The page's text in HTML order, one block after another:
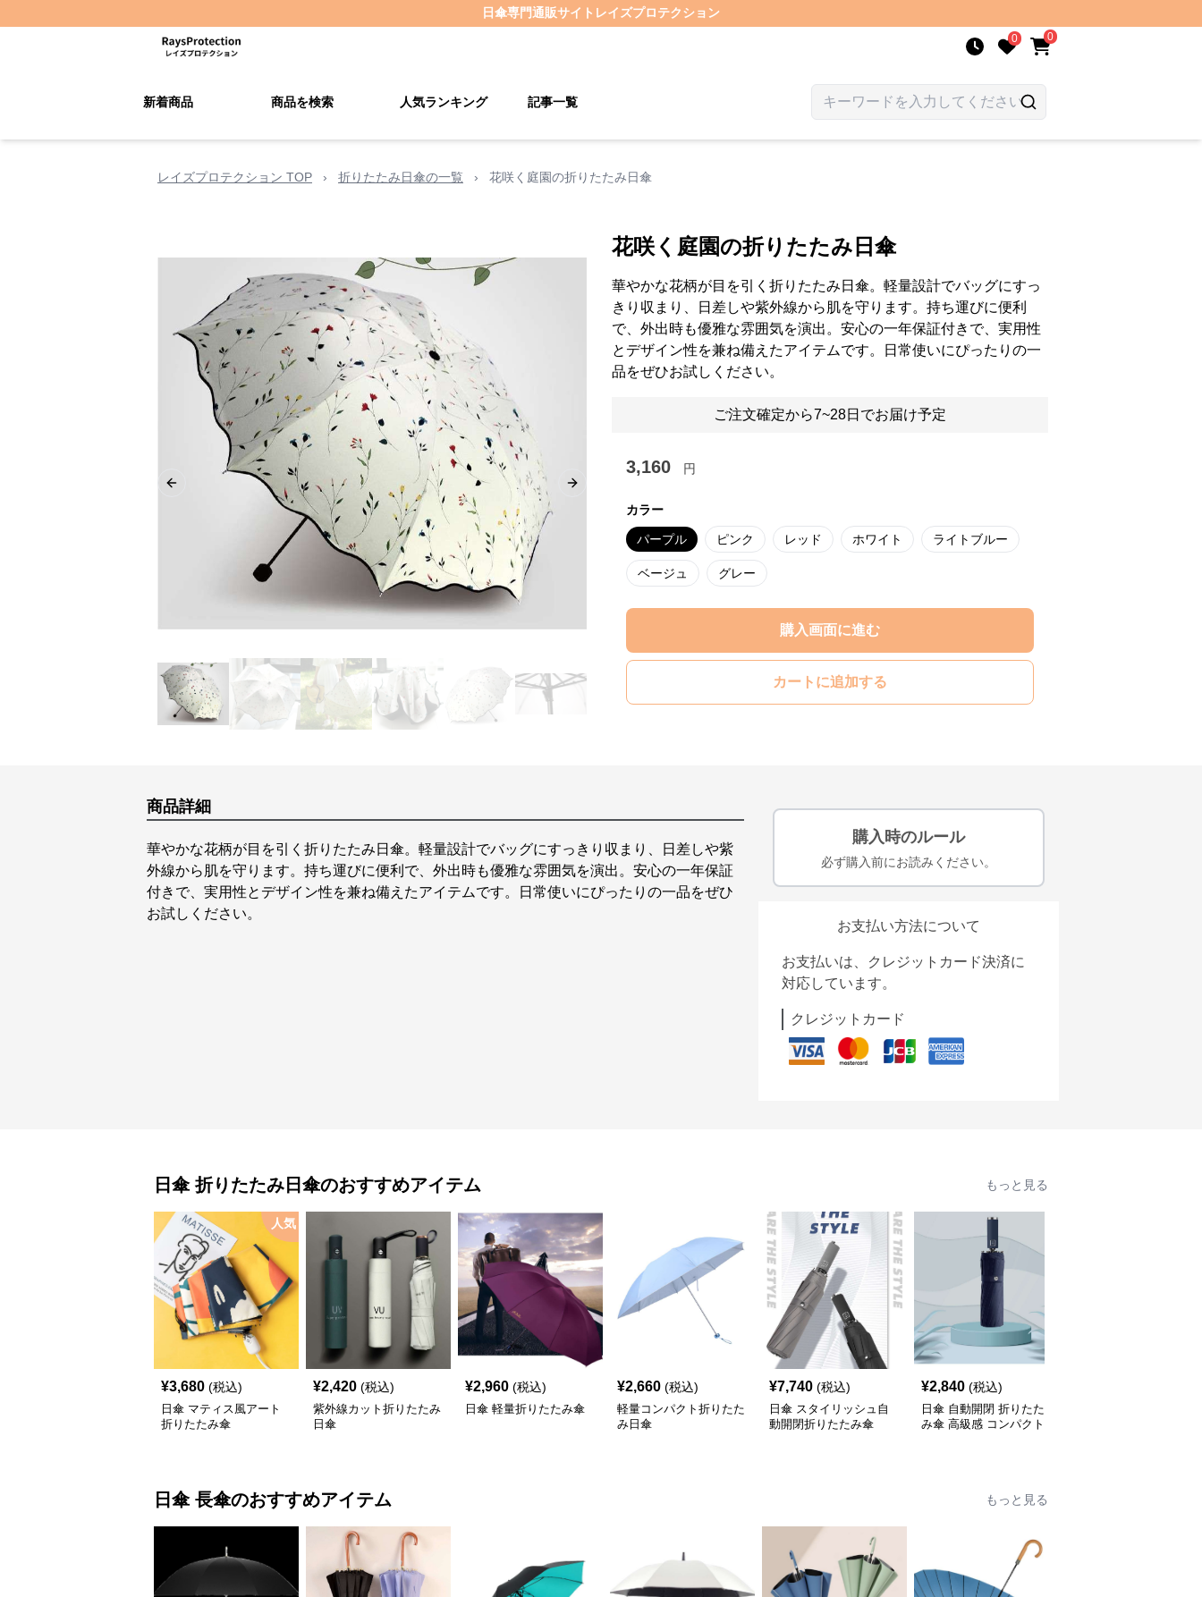
日傘専門通販サイト レイズプロテクション
0 0
新着商品 商品を検索 人気ランキング 記事一覧
レイズプロテクション TOP › 折りたたみ日傘の一覧 › 花咲く庭園の折りたたみ日傘
Previous slide Next slide
花咲く庭園の折りたたみ日傘
華やかな花柄が目を引く折りたたみ日傘。軽量設計でバッグにすっ
きり収まり、日差しや紫外線から肌を守ります。持ち運びに便利
で、外出時も優雅な雰囲気を演出。安心の一年保証付きで、実用性
とデザイン性を兼ね備えたアイテムです。日常使いにぴったりの一
品をぜひお試しください。
ご注文確定から7~28日でお届け予定
3,160 円
カラー
パープル ピンク レッド ホワイト ライトブルー
ベージュ グレー
購入画面に進む
カートに追加する
商品詳細
華やかな花柄が目を引く折りたたみ日傘。軽量設計でバッグにすっきり収まり、日差しや紫
外線から肌を守ります。持ち運びに便利で、外出時も優雅な雰囲気を演出。安心の一年保証
付きで、実用性とデザイン性を兼ね備えたアイテムです。日常使いにぴったりの一品をぜひ
お試しください。
購入時のルール
必ず購入前にお読みください。
お支払い方法について
お支払いは、クレジットカード決済に
対応しています。
クレジットカード
日傘 折りたたみ日傘のおすすめアイテム もっと見る
人気
¥3,680 (税込)
日傘 マティス風アート
折りたたみ傘
¥2,420 (税込)
紫外線カット折りたたみ
日傘
¥2,960 (税込)
日傘 軽量折りたたみ傘
¥2,660 (税込)
軽量コンパクト折りたた
み日傘
¥7,740 (税込)
日傘 スタイリッシュ自
動開閉折りたたみ傘
¥2,840 (税込)
日傘 自動開閉 折りたた
み傘 高級感 コンパクト
日傘 長傘のおすすめアイテム もっと見る